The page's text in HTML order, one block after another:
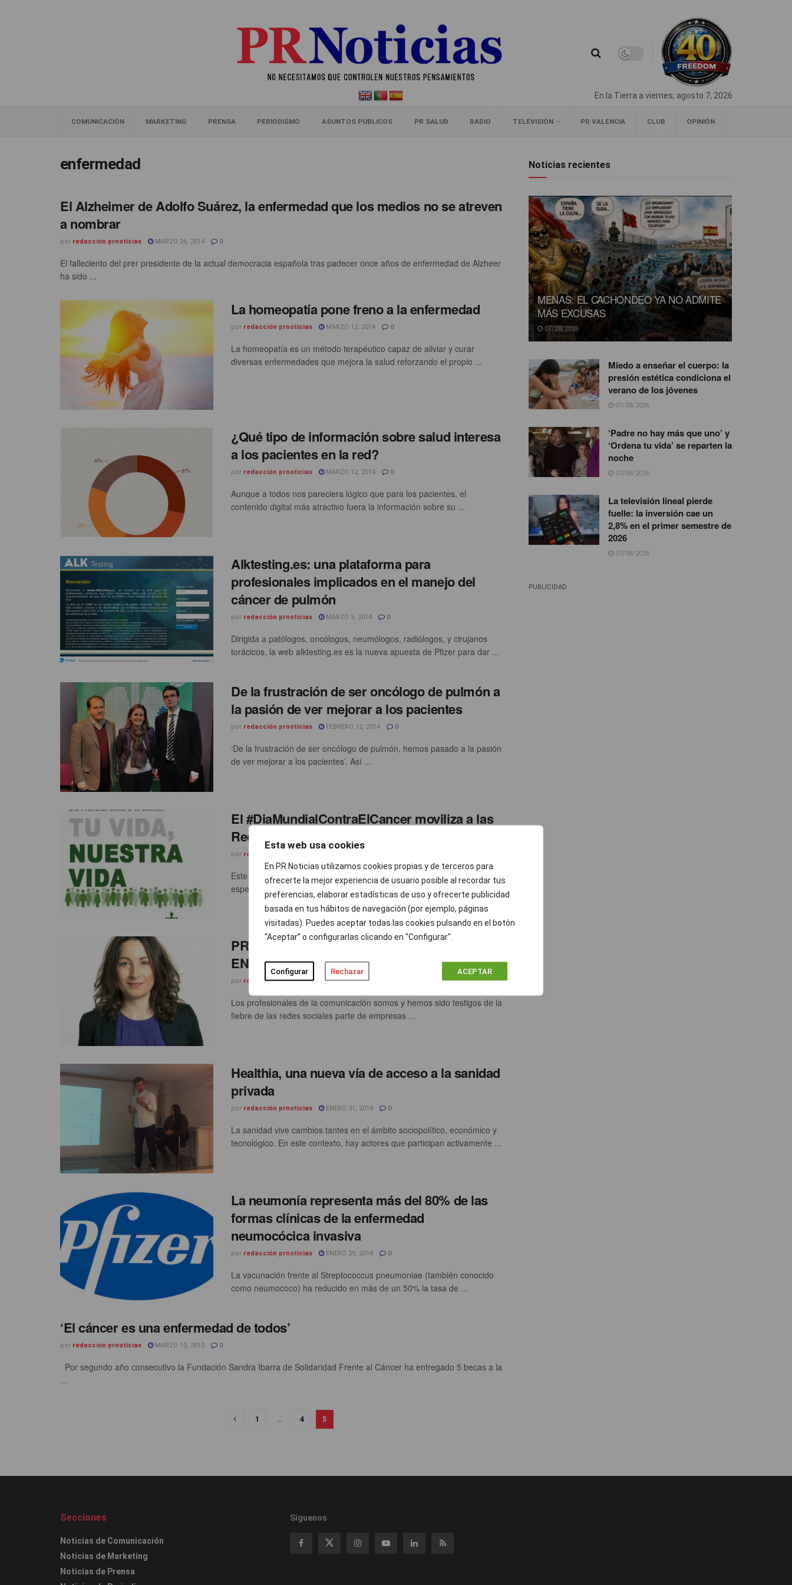
Esta web usa cookies
En PR Noticias utilizamos cookies propias y de terceros para
ofrecerte la mejor experiencia de usuario posible al recordar tus
preferencias, elaborar estadísticas de uso y ofrecerte publicidad
basada en tus hábitos de navegación (por ejemplo, páginas
visitadas). Puedes aceptar todas las cookies pulsando en el botón
“Aceptar” o configurarlas clicando en "Configurar".
Configurar Rechazar ACEPTAR
En la Tierra a viernes, agosto 7, 2026
COMUNICACIÓN MARKETING PRENSA PERIODISMO ASUNTOS PÚBLICOS PR SALUD RADIO TELEVISIÓN PR VALENCIA CLUB OPINIÓN
enfermedad
El Alzheimer de Adolfo Suárez, la enfermedad que los medios no se atreven
a nombrar
por redacción prnoticias MARZO 26, 2014 0
El falleciento del prer presidente de la actual democracia española tras padecer once años de enfermedad de Alzheer
ha sido ...
La homeopatía pone freno a la enfermedad
por redacción prnoticias MARZO 12, 2014 0
La homeopatía es un método terapéutico capaz de aliviar y curar
diversas enfermedades que mejora la salud reforzando el propio ...
¿Qué tipo de información sobre salud interesa
a los pacientes en la red?
por redacción prnoticias MARZO 12, 2014 0
Aunque a todos nos pareciera lógico que para los pacientes, el
contenido digital más atractivo fuera la información sobre su ...
Alktesting.es: una plataforma para
profesionales implicados en el manejo del
cáncer de pulmón
por redacción prnoticias MARZO 5, 2014 0
Dirigida a patólogos, oncólogos, neumólogos, radiólogos, y cirujanos
torácicos, la web alktesting.es es la nueva apuesta de Pfizer para dar ...
De la frustración de ser oncólogo de pulmón a
la pasión de ver mejorar a los pacientes
por redacción prnoticias FEBRERO 12, 2014 0
‘De la frustración de ser oncólogo de pulmón, hemos pasado a la pasión
de ver mejorar a los pacientes’. Así ...
El #DiaMundialContraElCancer moviliza a las
Redes Sociales
por redacción prnoticias
Este martes se celebra el Día Mundial Contra el Cáncer, una fecha
especial que ha pasado desapercibida en las Redes ...
PRESENCIA EN 2.0: EN LA SALUD Y EN LA
ENFERMEDAD
por redacción prnoticias FEBRERO 3, 2014
Los profesionales de la comunicación somos y hemos sido testigos de la
fiebre de las redes sociales parte de empresas ...
Healthia, una nueva vía de acceso a la sanidad
privada
por redacción prnoticias ENERO 31, 2014 0
La sanidad vive cambios tantes en el ámbito sociopolítico, económico y
tecnológico. En este contexto, hay actores que participan activamente ...
La neumonía representa más del 80% de las
formas clínicas de la enfermedad
neumocócica invasiva
por redacción prnoticias ENERO 29, 2014 0
La vacunación frente al Streptococcus pneumoniae (también conocido
como neumococo) ha reducido en más de un 50% la tasa de ...
‘El cáncer es una enfermedad de todos’
por redacción prnoticias MARZO 10, 2010 0
Por segundo año consecutivo la Fundación Sandra Ibarra de Solidaridad Frente al Cáncer ha entregado 5 becas a la
...
1 … 4 5
Noticias recientes
MENAS: EL CACHONDEO YA NO ADMITE
MÁS EXCUSAS
07/08/2026
Miedo a enseñar el cuerpo: la
presión estética condiciona el
verano de los jóvenes
07/08/2026
‘Padre no hay más que uno’ y
‘Ordena tu vida’ se reparten la
noche
07/08/2026
La televisión lineal pierde
fuelle: la inversión cae un
2,8% en el primer semestre de
2026
07/08/2026
PUBLICIDAD
Secciones
Noticias de Comunicación
Noticias de Marketing
Noticias de Prensa
Síguenos